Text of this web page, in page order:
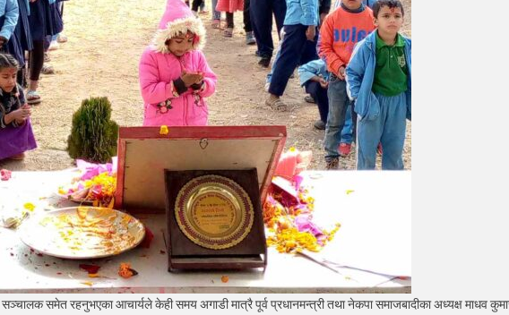
सञ्चालक समेत रहनुभएका आचार्यले केही समय अगाडी मात्रै पूर्व प्रधानमन्त्री तथा नेकपा समाजबादीका अध्यक्ष माधव